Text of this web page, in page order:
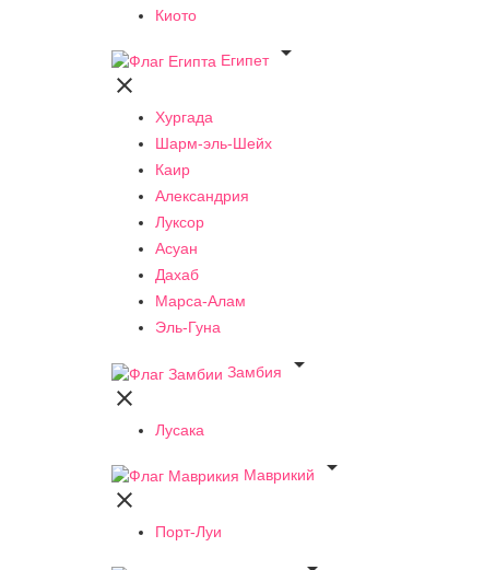
Киото
Египет


Хургада
Шарм-эль-Шейх
Каир
Александрия
Луксор
Асуан
Дахаб
Марса-Алам
Эль-Гуна
Замбия


Лусака
Маврикий


Порт-Луи